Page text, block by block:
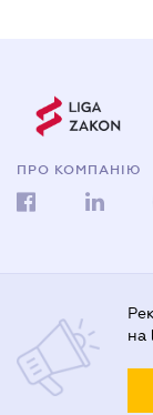
ПРО КОМПАНІЮ
на